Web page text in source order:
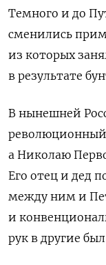
Темного и до
сменились
из которых
в результате
В нынешней
революционный
а Николаю
Его отец и дед
между ним и
и
рук в другие